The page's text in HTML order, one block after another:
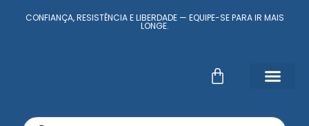
CONFIANÇA, RESISTÊNCIA E LIBERDADE — EQUIPE-SE PARA IR MAIS
LONGE.